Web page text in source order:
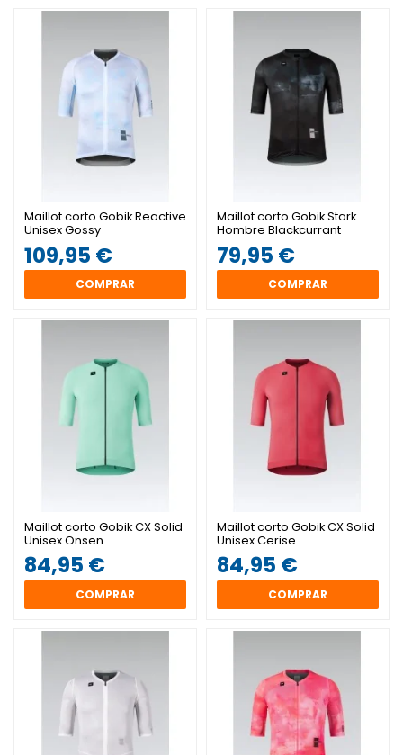
Maillot corto Gobik Reactive
Unisex Gossy
109,95 €
COMPRAR
Maillot corto Gobik Stark
Hombre Blackcurrant
79,95 €
COMPRAR
Maillot corto Gobik CX Solid
Unisex Onsen
84,95 €
COMPRAR
Maillot corto Gobik CX Solid
Unisex Cerise
84,95 €
COMPRAR